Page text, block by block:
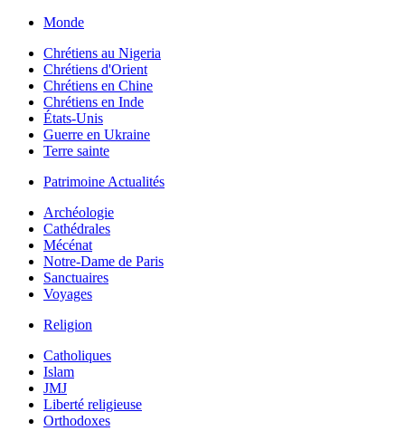
Monde
Chrétiens au Nigeria
Chrétiens d'Orient
Chrétiens en Chine
Chrétiens en Inde
États-Unis
Guerre en Ukraine
Terre sainte
Patrimoine Actualités
Archéologie
Cathédrales
Mécénat
Notre-Dame de Paris
Sanctuaires
Voyages
Religion
Catholiques
Islam
JMJ
Liberté religieuse
Orthodoxes